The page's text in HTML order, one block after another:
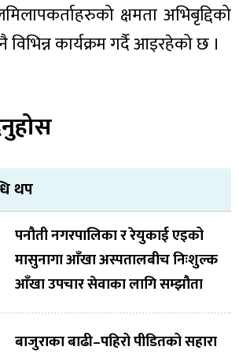
क्षमता अभिबृद्दिको
विभिन्न कार्यक्रम गर्दै आइरहेको छ ।
थप
पनौती नगरपालिका र रेयुकाई एइको
मासुनागा आँखा अस्पतालबीच निःशुल्क
आँखा उपचार सेवाका लागि सम्झौता
बाजुराका बाढी–पहिरो पीडितको सहारा